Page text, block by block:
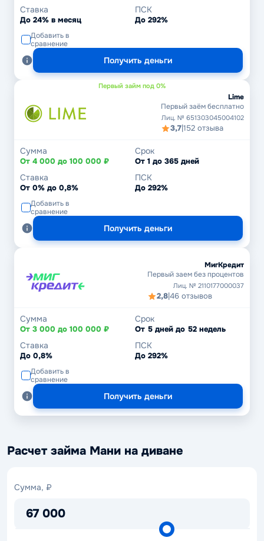
Ставка
До 24% в месяц
ПСК
До 292%
Добавить в
сравнение
Получить деньги
Первый займ под 0%
Lime
Первый заём бесплатно
Лиц. № 651303045004102
3,7|152 отзыва
Сумма
От 4 000 до 100 000 ₽
Срок
От 1 до 365 дней
Ставка
От 0% до 0,8%
ПСК
До 292%
Добавить в
сравнение
Получить деньги
МигКредит
Первый заем без процентов
Лиц. № 2110177000037
2,8|46 отзывов
Сумма
От 3 000 до 100 000 ₽
Срок
От 5 дней до 52 недель
Ставка
До 0,8%
ПСК
До 292%
Добавить в
сравнение
Получить деньги
Расчет займа Мани на диване
Сумма, ₽
67 000
Сумма,